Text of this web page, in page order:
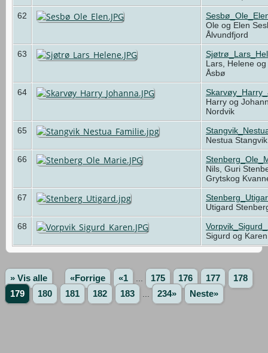
62
Ole og Elen
Ålvundfjord
63
Lars, Helene
Åsbø
64
Harry og
Nordvik
65
Nestua
66
Nils, Guri
Grytskog
67
Utigard
68
Sigurd og
» Vis alle «Forrige «1 175 176 177
178
179
180 181 182 183 234» Neste»